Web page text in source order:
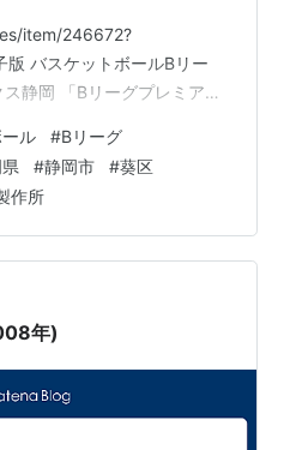
item/246672?
バスケットボールBリー
静岡 「Bリーグプレミア」
スポーツナビ 「バス
ない」 深刻な課題・指導者
援する 「生涯バスケットボ
バスケットボールキング B
…
ル #Bリーグ
#静岡市 #葵区
作所
年)